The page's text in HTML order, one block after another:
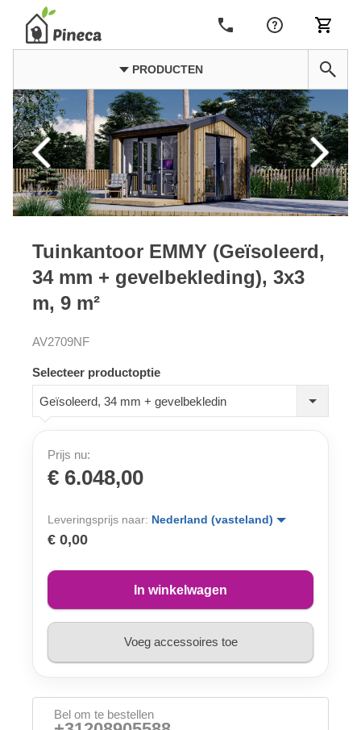
PRODUCTEN
Tuinkantoor EMMY (Geïsoleerd,
34 mm + gevelbekleding), 3x3
m, 9 m²
AV2709NF
Selecteer productoptie
Geïsoleerd, 34 mm + gevelbekledin
Prijs nu:
€ 6.048,00
Leveringsprijs naar: Nederland (vasteland)
€ 0,00
In winkelwagen
Voeg accessoires toe
Bel om te bestellen